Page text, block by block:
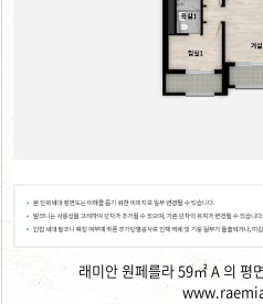
래미안 원페를라 59㎡ A 의 평